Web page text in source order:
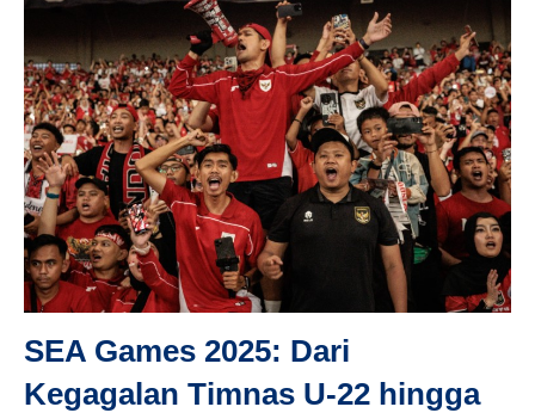
SEA Games 2025: Dari
Kegagalan Timnas U-22 hingga